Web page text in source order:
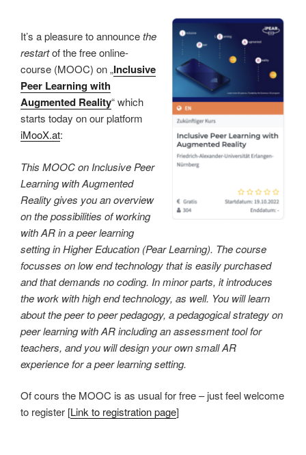
It’s a pleasure to announcethe
restartof the free online-
course (MOOC) on „Inclusive
Peer Learning with
Augmented Reality“ which
starts today on our platform
iMooX.at:
This MOOC on Inclusive Peer
Learning with Augmented
Reality gives you an overview
on the possibilities of working
with AR in a peer learning
setting in Higher Education (Pear Learning). The course
focusses on low end technology that is easily purchased
and that demands no coding. In minor parts, it introduces
the work with high end technology, as well. You will learn
about the peer to peer pedagogy, a pedagogical strategy on
peer learning with AR including an assessment tool for
teachers, and you will design your own small AR
experience for a peer learning setting.
Of cours the MOOC is as usual for free – just feel welcome
to register [Link to registration page]